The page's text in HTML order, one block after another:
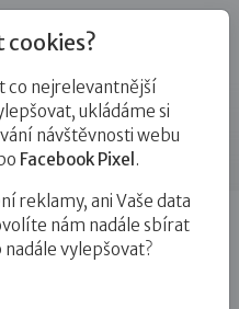
zblízka: Nevěděl jsem,
jsem, jaké
co nejrelevantnější
ukládáme si
návštěvnosti webu
Facebook Pixel .
reklamy, ani Vaše data
nám nadále sbírat
vylepšovat?